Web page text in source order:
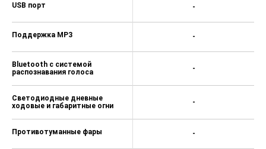
USB порт
Поддержка MP3
Bluetooth с системой
распознавания голоса
Светодиодные дневные
ходовые и габаритные огни
Противотуманные фары
-
-
-
-
-